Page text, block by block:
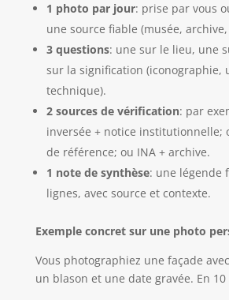
1 photo par jour: prise par vous
une source fiable (musée,
3 questions: une sur le lieu, une
sur la signification (iconographie,
technique).
2 sources de vérification: par
inversée + notice institutionnelle;
de référence; ou INA + archive.
1 note de synthèse: une légende
lignes, avec source et contexte.
Exemple concret sur une photo
Vous photographiez une façade
un blason et une date gravée. En